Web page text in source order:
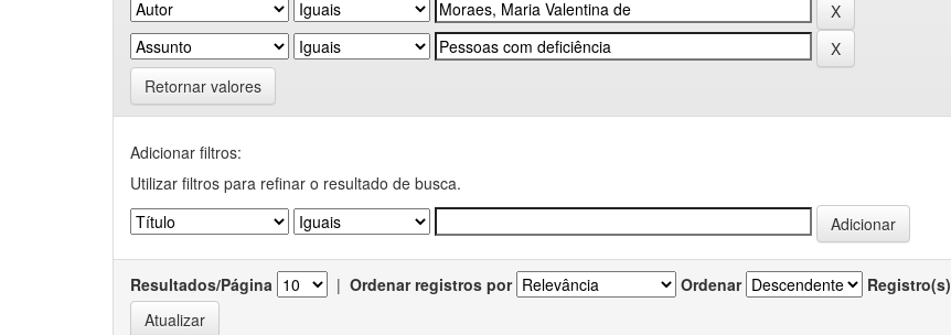
Retornar valores
Adicionar filtros:
Utilizar filtros para refinar o resultado de busca.
Resultados/Página | Ordenar registros por Ordenar Registro(s)